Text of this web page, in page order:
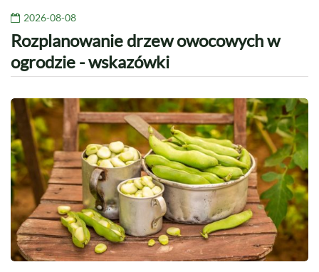
2026-08-08
Rozplanowanie drzew owocowych w
ogrodzie - wskazówki